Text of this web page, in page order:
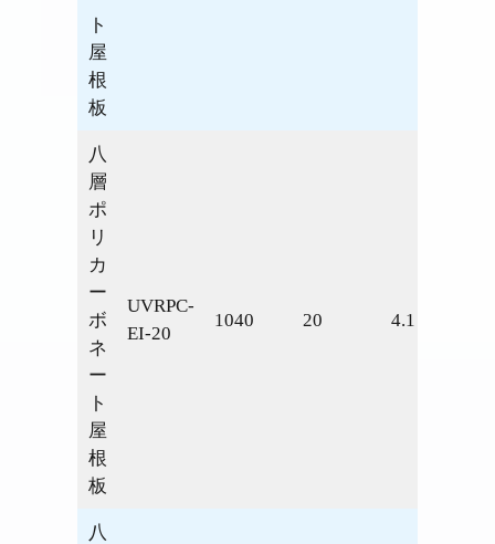
ト
屋
根
板
八
層
ポ
リ
カ
ー
ボ
ネ
ー
ト
屋
根
板
UVRPC-
EI-20
1040 20 4.1
八